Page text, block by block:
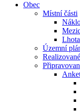
Obec
Místní části
Územní